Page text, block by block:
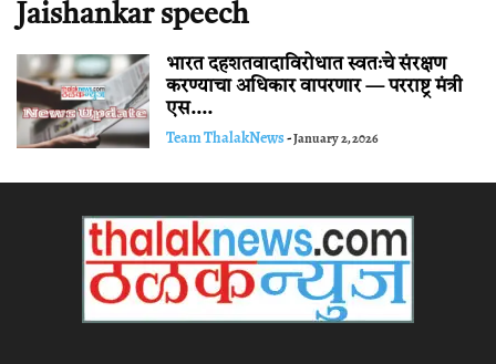
Jaishankar speech
भारत दहशतवादाविरोधात स्वतःचे संरक्षण
करण्याचा अधिकार वापरणार — परराष्ट्र मंत्री
एस....
Team ThalakNews-January 2, 2026